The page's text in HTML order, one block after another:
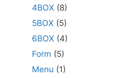
4BOX(8)
5BOX(5)
6BOX(4)
Form (5)
Menu (1)